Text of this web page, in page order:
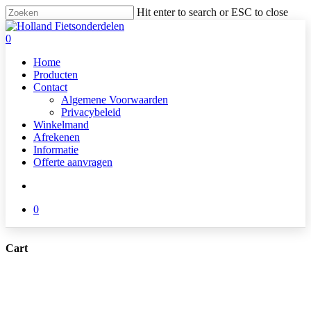
Skip
to
main
Hit enter to search or ESC to close
Close
Search
search
0
Home
Producten
Contact
Algemene Voorwaarden
Privacybeleid
Winkelmand
Afrekenen
Informatie
Offerte aanvragen
0
Cart